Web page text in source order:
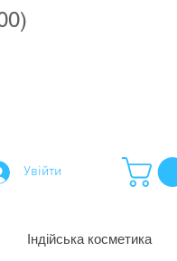
Увійти
Індійська косметика